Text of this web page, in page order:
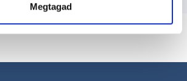
Megtagad